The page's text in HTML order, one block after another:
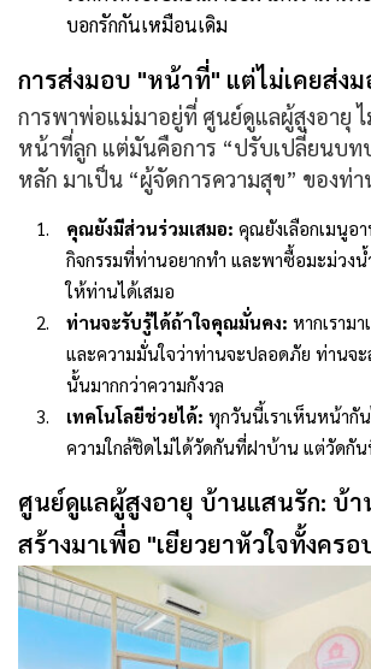
บอกรักกันเหมือนเดิม
การส่งมอบ "หน้าที่" แต่ไม่เคยส่ง
การพาพ่อแม่มาอยู่ที่ ศูนย์ดูแลผู้สูงอายุ
หน้าที่ลูก แต่มันคือการ “ปรับเปลี่ยนบท
หลัก มาเป็น “ผู้จัดการความสุข” ของท่า
คุณยังมีส่วนร่วมเสมอ: คุณยังเลือกเมนูอ
กิจกรรมที่ท่านอยากทำ และพาซื้อมะม่วงน้
ให้ท่านได้เสมอ
ท่านจะรับรู้ได้ถ้าใจคุณมั่นคง: หากเราม
และความมั่นใจว่าท่านจะปลอดภัย ท่านจะ
นั้นมากกว่าความกังวล
เทคโนโลยีช่วยได้: ทุกวันนี้เราเห็นหน้ากั
ความใกล้ชิดไม่ได้วัดกันที่ฝาบ้าน แต่วัดกัน
ศูนย์ดูแลผู้สูงอายุ บ้านแสนรัก: บ้
สร้างมาเพื่อ "เยียวยาหัวใจทั้งครอ